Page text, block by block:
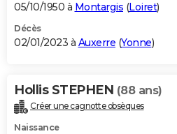
05/10/1950 à Montargis (Loiret)
Décès
02/01/2023 à Auxerre (Yonne)
Hollis STEPHEN (88 ans)
Créer une cagnotte obsèques
Naissance